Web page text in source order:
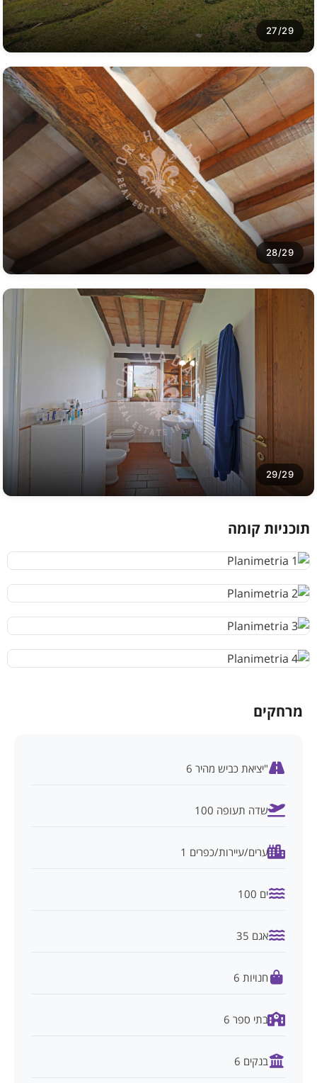
27/29
28/29
29/29
תוכניות קומה
מרחקים
"יציאת כביש מהיר 6
שדה תעופה 100
ערים/עיירות/כפרים 1
ים 100
אגם 35
חנויות 6
בתי ספר 6
בנקים 6